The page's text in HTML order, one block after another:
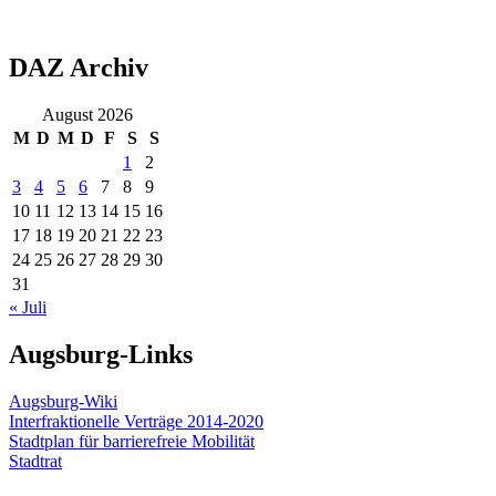
DAZ Archiv
August 2026
M D M D F S
S
1
2
3
4 5 6 7 8
9
10 11 12 13 14 15 16
17 18 19 20 21 22 23
24 25 26 27 28 29 30
31
« Juli
Augsburg-Links
Augsburg-Wiki
Interfraktionelle Verträge 2014-2020
Stadtplan für barrierefreie Mobilität
Stadtrat